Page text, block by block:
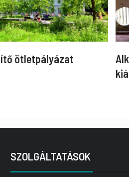
ötletpályázat
SZOLGÁLTATÁSOK